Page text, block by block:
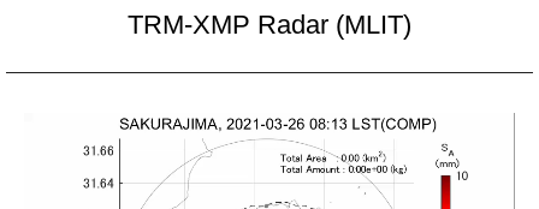
TRM-XMP Radar (MLIT)